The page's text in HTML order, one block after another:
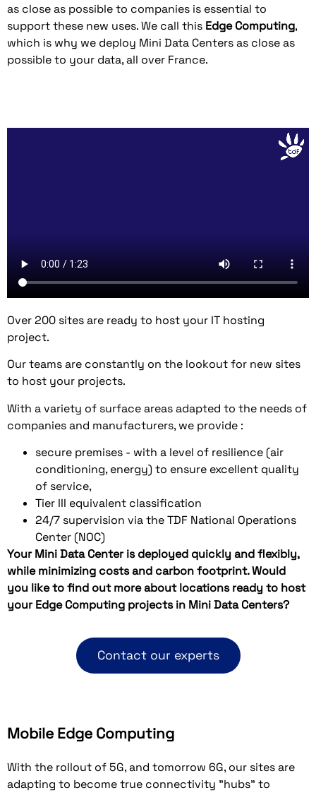
as close as possible to companies is essential to
support these new uses. We call this Edge Computing,
which is why we deploy Mini Data Centers as close as
possible to your data, all over France.
Over 200 sites are ready to host your IT hosting
project.
Our teams are constantly on the lookout for new sites
to host your projects.
With a variety of surface areas adapted to the needs of
companies and manufacturers, we provide :
secure premises - with a level of resilience (air
conditioning, energy) to ensure excellent quality
of service,
Tier III equivalent classification
24/7 supervision via the TDF National Operations
Center (NOC)
Your Mini Data Center is deployed quickly and flexibly,
while minimizing costs and carbon footprint. Would
you like to find out more about locations ready to host
your Edge Computing projects in Mini Data Centers?
Contact our experts
Mobile Edge Computing
With the rollout of 5G, and tomorrow 6G, our sites are
adapting to become true connectivity "hubs" to